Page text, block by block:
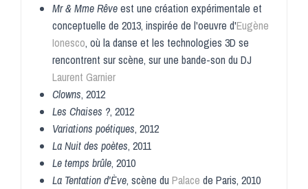
Mr & Mme Rêveest une création expérimentale et
conceptuelle de 2013, inspirée de l'oeuvre d'Eugène
Ionesco, où la danse et les technologies 3D se
rencontrent sur scène, sur une bande-son du DJ
Laurent Garnier
Clowns, 2012
Les Chaises ?, 2012
Variations poétiques, 2012
La Nuit des poètes, 2011
Le temps brûle, 2010
La Tentation d'Ève, scène du Palace de Paris, 2010